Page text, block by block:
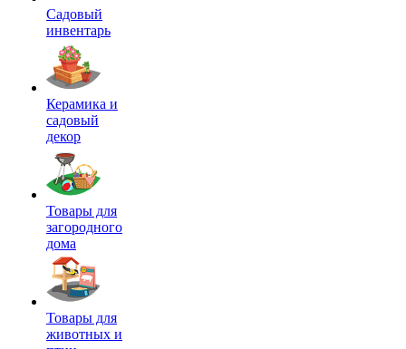
Садовый
инвентарь
Керамика и
садовый
декор
Товары для
загородного
дома
Товары для
животных и